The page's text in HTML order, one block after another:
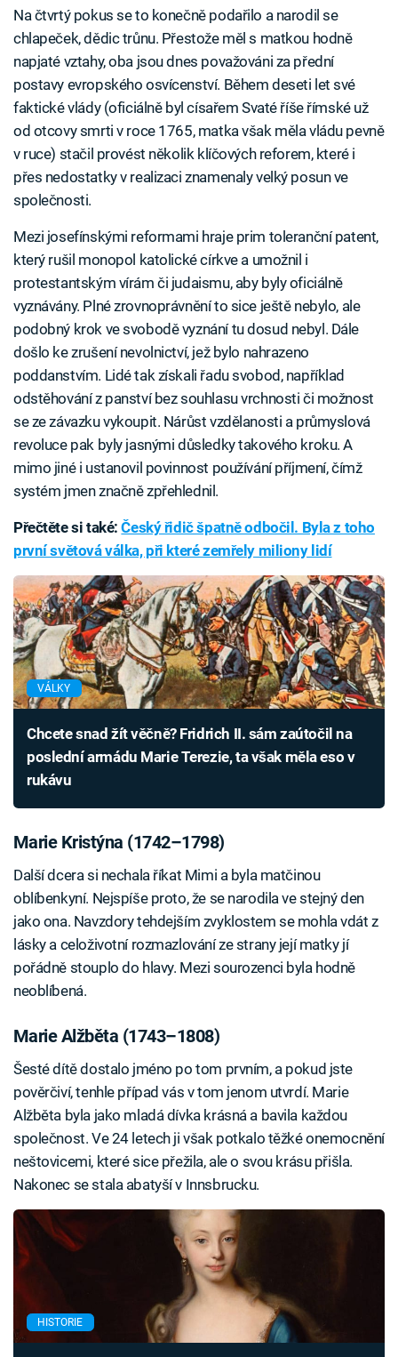
Na čtvrtý pokus se to konečně podařilo a narodil se
chlapeček, dědic trůnu. Přestože měl s matkou hodně
napjaté vztahy, oba jsou dnes považováni za přední
postavy evropského osvícenství. Během deseti let své
faktické vlády (oficiálně byl císařem Svaté říše římské už
od otcovy smrti v roce 1765, matka však měla vládu pevně
v ruce) stačil provést několik klíčových reforem, které i
přes nedostatky v realizaci znamenaly velký posun ve
společnosti.
Mezi josefínskými reformami hraje prim toleranční patent,
který rušil monopol katolické církve a umožnil i
protestantským vírám či judaismu, aby byly oficiálně
vyznávány. Plné zrovnoprávnění to sice ještě nebylo, ale
podobný krok ve svobodě vyznání tu dosud nebyl. Dále
došlo ke zrušení nevolnictví, jež bylo nahrazeno
poddanstvím. Lidé tak získali řadu svobod, například
odstěhování z panství bez souhlasu vrchnosti či možnost
se ze závazku vykoupit. Nárůst vzdělanosti a průmyslová
revoluce pak byly jasnými důsledky takového kroku. A
mimo jiné i ustanovil povinnost používání příjmení, čímž
systém jmen značně zpřehlednil.
Přečtěte si také:Český řidič špatně odbočil. Byla z toho
první světová válka, při které zemřely miliony lidí
VÁLKY
Chcete snad žít věčně? Fridrich II. sám zaútočil na
poslední armádu Marie Terezie, ta však měla eso v
rukávu
Marie Kristýna (1742–1798)
Další dcera si nechala říkat Mimi a byla matčinou
oblíbenkyní. Nejspíše proto, že se narodila ve stejný den
jako ona. Navzdory tehdejším zvyklostem se mohla vdát z
lásky a celoživotní rozmazlování ze strany její matky jí
pořádně stouplo do hlavy. Mezi sourozenci byla hodně
neoblíbená.
Marie Alžběta (1743–1808)
Šesté dítě dostalo jméno po tom prvním, a pokud jste
pověrčiví, tenhle případ vás v tom jenom utvrdí. Marie
Alžběta byla jako mladá dívka krásná a bavila každou
společnost. Ve 24 letech ji však potkalo těžké onemocnění
neštovicemi, které sice přežila, ale o svou krásu přišla.
Nakonec se stala abatyší v Innsbrucku.
HISTORIE